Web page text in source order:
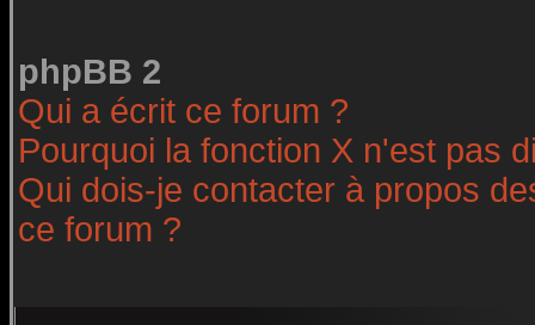
phpBB 2
Qui a écrit ce forum ?
Pourquoi la fonction X n'est pas
Qui dois-je contacter à propos
ce forum ?